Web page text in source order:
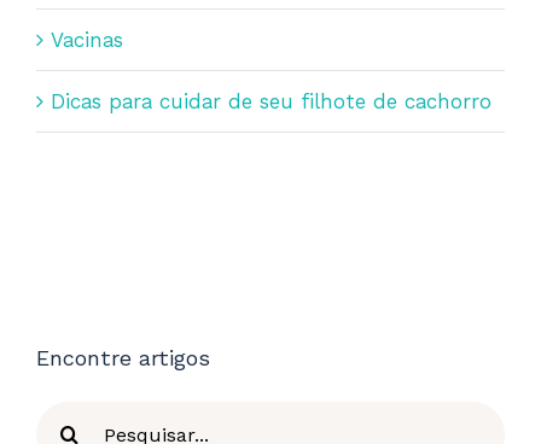
Encontre artigos
Vacinas
Dicas para cuidar de seu filhote de cachorro